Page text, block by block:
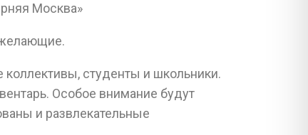
Москва»
желающие.
коллективы, студенты и школьники.
Особое внимание будут
и развлекательные